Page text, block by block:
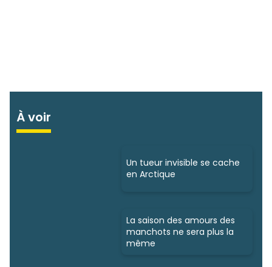
À voir
Un tueur invisible se cache
en Arctique
La saison des amours des
manchots ne sera plus la
même